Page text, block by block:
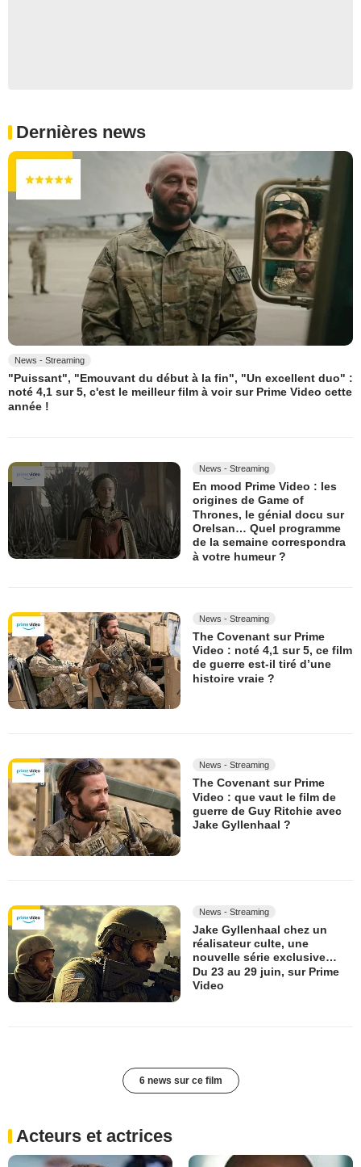
Dernières news
News - Streaming
"Puissant", "Emouvant du début à la fin", "Un excellent duo" :
noté 4,1 sur 5, c'est le meilleur film à voir sur Prime Video cette
année !
News - Streaming
En mood Prime Video : les
origines de Game of
Thrones, le génial docu sur
Orelsan… Quel programme
de la semaine correspondra
à votre humeur ?
News - Streaming
The Covenant sur Prime
Video : noté 4,1 sur 5, ce film
de guerre est-il tiré d’une
histoire vraie ?
News - Streaming
The Covenant sur Prime
Video : que vaut le film de
guerre de Guy Ritchie avec
Jake Gyllenhaal ?
News - Streaming
Jake Gyllenhaal chez un
réalisateur culte, une
nouvelle série exclusive…
Du 23 au 29 juin, sur Prime
Video
6 news sur ce film
Acteurs et actrices